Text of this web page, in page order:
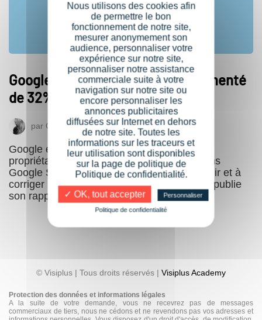
Google : le piratage de site a augmenté
de 32% en 2016
par Coralie Michard 22 mars 2017
Google encourage les webmasters et les
propriétaires de site à vérifier leurs sites dans
Google Search Console pour aider à prévenir et à
corriger les piratages de sites Web. Google publie
son rapport « State of…
© Visiplus | Tous droits réservés | Visiplus Academy
Protection des données et informations légales
A la suite de votre demande, vous ne recevrez pas de messages
commerciaux de tiers, nous ne cédons et ne revendons pas vos adresses et
Nous utilisons des cookies afin
de permettre le bon
fonctionnement de notre site,
mesurer anonymement son
audience, personnaliser votre
expérience sur notre site,
personnaliser notre assistance
commerciale suite à votre
navigation sur notre site ou
encore personnaliser les
annonces publicitaires
diffusées sur Internet en dehors
de notre site. Toutes les
informations sur les traceurs et
leur utilisation sont disponibles
sur la page de politique de
Politique de confidentialité.
✓ OK, tout accepter
Personnaliser
Politique de confidentialité